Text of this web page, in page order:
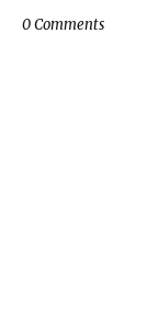
0 Comments